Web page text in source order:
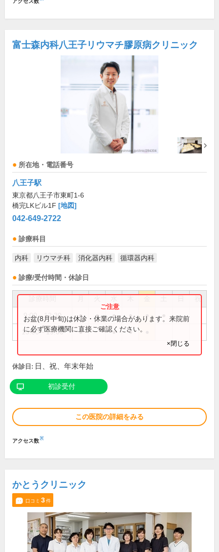
富士森内科八王子リウマチ膠原病クリニック
所在地・電話番号
八王子駅
東京都八王子市東町1-6
橋完LKビル1F [地図]
042-649-2722
診療科目
内科 リウマチ科 消化器内科 循環器内科
診療/受付時間・休診日
祝
9:00～12:30 ● ● ● ● ●
15:00～19:00 ● ● ●
お盆(8月中旬)は休診・休業の場合があります。来院前
に必ず医療機関に直接ご確認ください。
×閉じる
休診日: 日、祝、年末年始
初診受付
この医院の詳細をみる
アクセス数※
かとうクリニック
口コミ 3件